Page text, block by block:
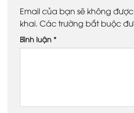
Email của bạn sẽ không
khai. Các trường bắt buộc
Bình luận *